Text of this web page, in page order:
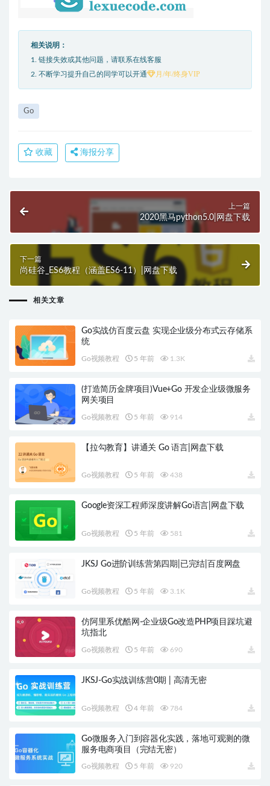
相关说明：
1. 链接失效或其他问题，请联系在线客服
2. 不断学习提升自己的同学可以开通
月/年/终身VIP
Go
收藏 海报分享
上一篇
2020黑马python5.0|网盘下载
下一篇
尚硅谷_ES6教程（涵盖ES6-11）|网盘下载
相关文章
Go实战仿百度云盘 实现企业级分布式云存储系
统
Go视频教程 5 年前 1.3K
(打造简历金牌项目)Vue+Go 开发企业级微服务
网关项目
Go视频教程 5 年前 914
【拉勾教育】讲通关 Go 语言|网盘下载
Go视频教程 5 年前 438
Google资深工程师深度讲解Go语言|网盘下载
Go视频教程 5 年前 581
JKSJ Go进阶训练营第四期|已完结|百度网盘
Go视频教程 5 年前 3.1K
仿阿里系优酷网-企业级Go改造PHP项目踩坑避
坑指北
Go视频教程 5 年前 690
JKSJ-Go实战训练营0期 | 高清无密
Go视频教程 4 年前 784
Go微服务入门到容器化实践，落地可观测的微
服务电商项目（完结无密）
Go视频教程 5 年前 920